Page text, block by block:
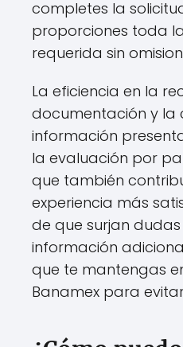
completes la
proporciones toda
requerida sin
La eficiencia en la
documentación y la
información
la evaluación por
que también
experiencia más
de que surjan
información
que te mantengas
Banamex para